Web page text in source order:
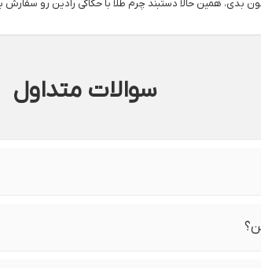
همین حالا دستبند چرم طلا با حکاکی رادین رو سفارش
سوالات متداول